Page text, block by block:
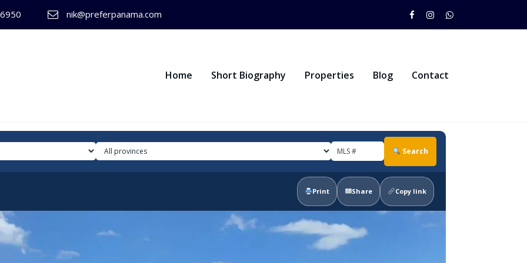
nik@preferpanama.com
Home Short Biography Properties Blog Contact
Search
Print Share Copy link